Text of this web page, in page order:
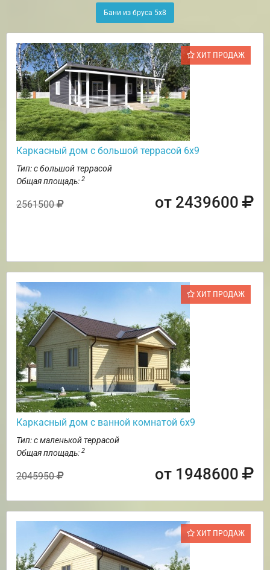
Бани из бруса 5х8
ХИТ ПРОДАЖ
Каркасный дом с большой террасой 6х9
Тип: с большой террасой
Общая площадь: 2
2561500 от 2439600
ХИТ ПРОДАЖ
Каркасный дом с ванной комнатой 6х9
Тип: с маленькой террасой
Общая площадь: 2
2045950 от 1948600
ХИТ ПРОДАЖ